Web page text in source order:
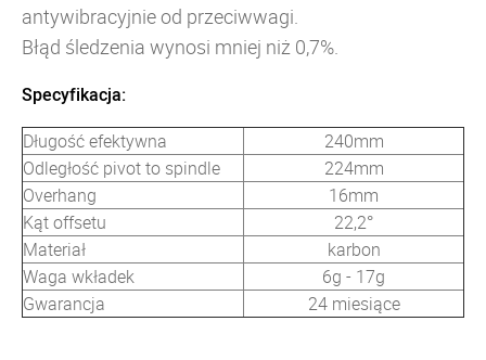
antywibracyjnie od przeciwwagi.
Błąd śledzenia wynosi mniej niż 0,7%.
Specyfikacja:
Długość efektywna
240mm
Odległość pivot to spindle
224mm
Overhang
16mm
Kąt offsetu
22,2°
Materiał
karbon
Waga wkładek
6g - 17g
Gwarancja
24 miesiące